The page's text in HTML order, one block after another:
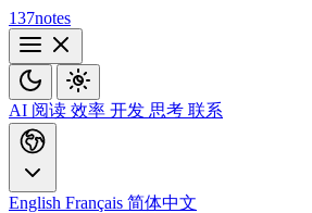
137notes
AI 阅读 效率 开发 思考 联系
English Français 简体中文